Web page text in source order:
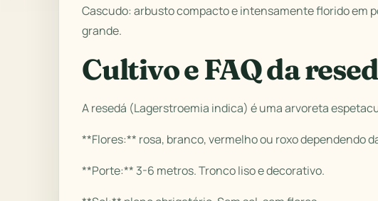
Cascudo: arbusto compacto e intensamente florido em
grande.
Cultivo e FAQ da
A resedá (Lagerstroemia indica) é uma arvoreta
**Flores:** rosa, branco, vermelho ou roxo dependendo
**Porte:** 3-6 metros. Tronco liso e decorativo.